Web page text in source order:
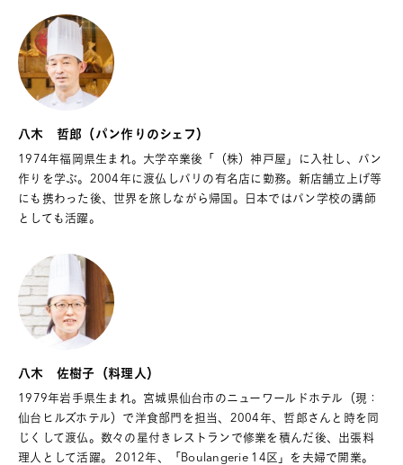
八木 哲郎（パン作りのシェフ）
1974年福岡県生まれ。大学卒業後「（株）神戸屋」に入社し、パン
作りを学ぶ。2004年に渡仏しパリの有名店に勤務。新店舗立上げ等
にも携わった後、世界を旅しながら帰国。日本ではパン学校の講師
としても活躍。
八木 佐樹子（料理人）
1979年岩手県生まれ。宮城県仙台市のニューワールドホテル（現：
仙台ヒルズホテル）で洋食部門を担当、2004年、哲郎さんと時を同
じくして渡仏。数々の星付きレストランで修業を積んだ後、出張料
理人として活躍。 2012年、「Boulangerie 14区」を夫婦で開業。